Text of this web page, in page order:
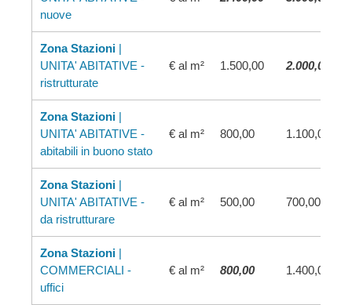
nuove
Zona Stazioni |
UNITA' ABITATIVE -
ristrutturate
€ al m² 1.500,00 2.000,00
Zona Stazioni |
UNITA' ABITATIVE -
abitabili in buono stato
€ al m² 800,00 1.100,00
Zona Stazioni |
UNITA' ABITATIVE -
da ristrutturare
€ al m² 500,00 700,00
Zona Stazioni |
COMMERCIALI -
uffici
€ al m² 800,00 1.400,00